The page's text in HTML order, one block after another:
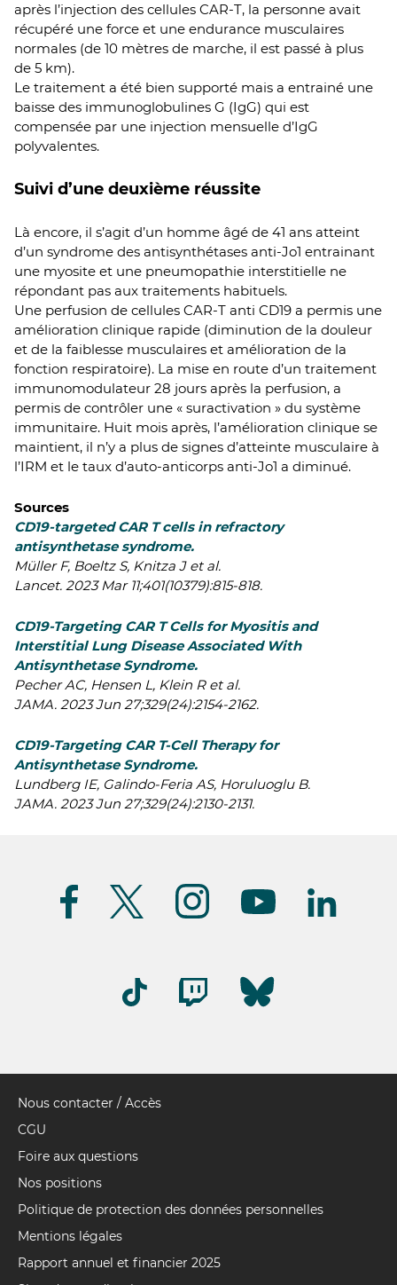
après l’injection des cellules CAR-T, la personne avait
récupéré une force et une endurance musculaires
normales (de 10 mètres de marche, il est passé à plus
de 5 km).
Le traitement a été bien supporté mais a entrainé une
baisse des immunoglobulines G (IgG) qui est
compensée par une injection mensuelle d’IgG
polyvalentes.
Suivi d’une deuxième réussite
Là encore, il s’agit d’un homme âgé de 41 ans atteint
d’un syndrome des antisynthétases anti-Jo1 entrainant
une myosite et une pneumopathie interstitielle ne
répondant pas aux traitements habituels.
Une perfusion de cellules CAR-T anti CD19 a permis une
amélioration clinique rapide (diminution de la douleur
et de la faiblesse musculaires et amélioration de la
fonction respiratoire). La mise en route d’un traitement
immunomodulateur 28 jours après la perfusion, a
permis de contrôler une « suractivation » du système
immunitaire. Huit mois après, l’amélioration clinique se
maintient, il n’y a plus de signes d’atteinte musculaire à
l’IRM et le taux d’auto-anticorps anti-Jo1 a diminué.
Sources
CD19-targeted CAR T cells in refractory
antisynthetase syndrome.
Müller F, Boeltz S, Knitza J et al.
Lancet. 2023 Mar 11;401(10379):815-818.
CD19-Targeting CAR T Cells for Myositis and
Interstitial Lung Disease Associated With
Antisynthetase Syndrome.
Pecher AC, Hensen L, Klein R et al.
JAMA. 2023 Jun 27;329(24):2154-2162.
CD19-Targeting CAR T-Cell Therapy for
Antisynthetase Syndrome.
Lundberg IE, Galindo-Feria AS, Horuluoglu B.
JAMA. 2023 Jun 27;329(24):2130-2131.
Pied
de
Nous contacter / Accès
CGU
Foire aux questions
Nos positions
Politique de protection des données personnelles
Mentions légales
Rapport annuel et financier 2025